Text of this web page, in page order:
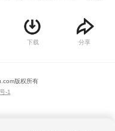
、天师府等江湖势力闻风而
刀立马号令天下！大唐遗孤
的关键人物，是再造大唐盛
演绎浪漫而辉煌的中国式传
下载 分享
版权所有
-1